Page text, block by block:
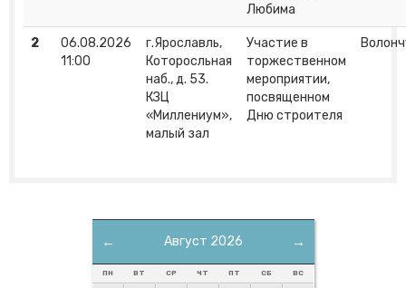
Любима
2
06.08.2026
11:00
г.Ярославль,
Которосльная
наб., д. 53.
КЗЦ
«Миллениум»,
малый зал
Участие в
торжественном
мероприятии,
посвященном
Дню строителя
← →
Август 2026
ПН ВТ СР ЧТ ПТ СБ ВС